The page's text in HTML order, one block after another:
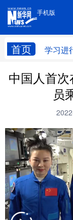
手机版
首页 学习进
手机版
学习进行时
科技
文化
访谈
法律
中国人首
员